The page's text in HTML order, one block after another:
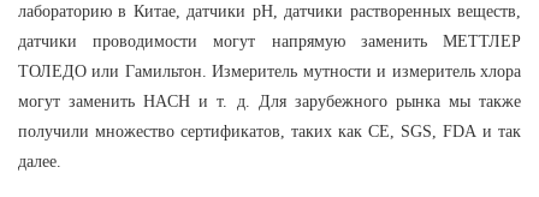
лабораторию в Китае, датчики pH, датчики растворенных веществ,
датчики проводимости могут напрямую заменить МЕТТЛЕР
ТОЛЕДО или Гамильтон. Измеритель мутности и измеритель хлора
могут заменить HACH и т. д. Для зарубежного рынка мы также
получили множество сертификатов, таких как CE, SGS, FDA и так
далее.